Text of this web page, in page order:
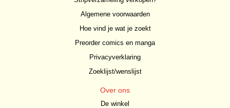
Algemene voorwaarden
Hoe vind je wat je zoekt
Preorder comics en manga
Privacyverklaring
Zoeklijst/wenslijst
Over ons
De winkel